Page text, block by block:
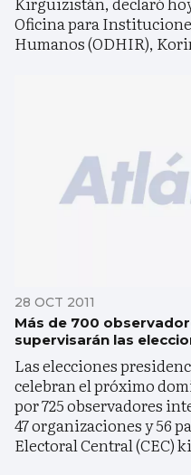
Oficina para
Humanos (ODHIR),
28 OCT 2011
Más de 700
supervisarán las
Las elecciones
celebran el próximo
por 725 observadores
47 organizaciones y 56
Electoral Central (CEC)